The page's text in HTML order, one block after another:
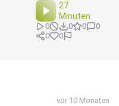
27
Minuten
0 0 0
0
0
0
vor 10 Monaten